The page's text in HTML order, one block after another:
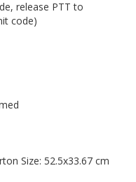
release PTT to
code)
Size: 52.5x33.67 cm